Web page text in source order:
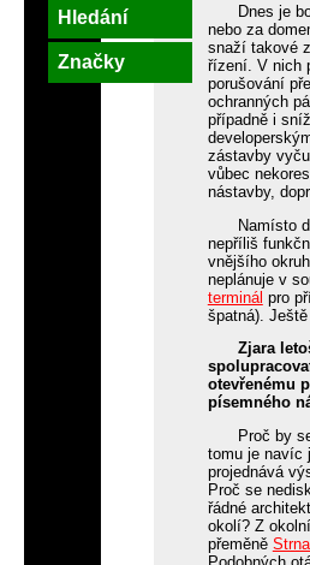
Dnes je
nebo za
snaží takové
řízení. V nich
porušování
ochranných
případně i
zástavby
vůbec
nástavby,
Namísto
nepříliš
vnějšího
neplánuje v
terminál pro
špatná).
Zjara
otevřenému
písemného
Proč by
tomu je navíc
projednává
Proč se
řádné
okolí? Z
přeměně
Hledání
Značky